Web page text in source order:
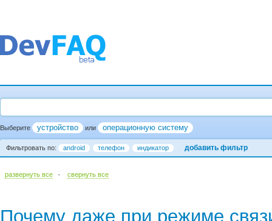
Выберите устройство или операционную систему
Фильтровать по: android телефон индикатор добавить фильтр
развернуть все · cвернуть все
Почему даже при режиме